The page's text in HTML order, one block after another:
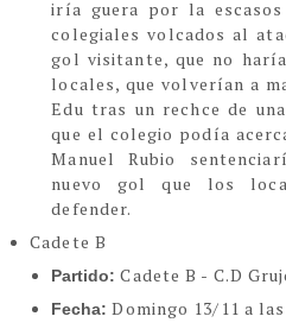
iría guera por la
colegiales volcados al
gol visitante, que no
locales, que volverían a
Edu tras un rechce de
que el colegio podía
Manuel Rubio
nuevo gol que los
defender.
Cadete B
Partido: Cadete B - C.D
Fecha: Domingo 13/11 a